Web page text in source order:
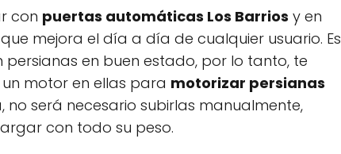
con puertas automáticas Los Barrios y en
mejora el día a día de cualquier usuario. Es
en buen estado, por lo tanto, te
motor en ellas para motorizar persianas
no será necesario subirlas manualmente,
con todo su peso.